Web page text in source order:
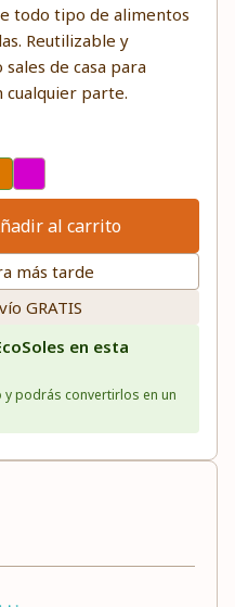
todo tipo de alimentos
Reutilizable y
de casa para
cualquier parte.
al carrito
más tarde
GRATIS
en esta
y podrás convertirlos en un